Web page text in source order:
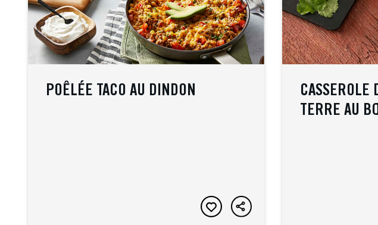
POÊLÉE TACO AU DINDON
CASSEROLE
TERRE AU